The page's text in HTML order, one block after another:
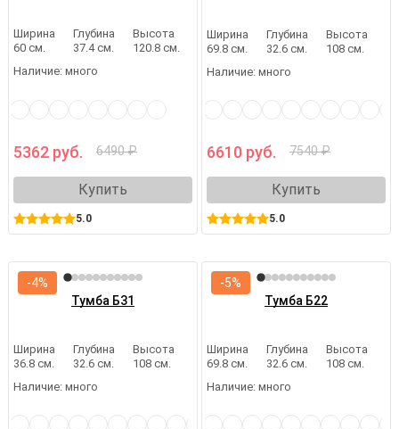
Ширина
60 см.
Глубина
37.4 см.
Высота
120.8 см.
Наличие: много
5362 руб. 6490 ₽
Купить
5.0
Ширина
69.8 см.
Глубина
32.6 см.
Высота
108 см.
Наличие: много
6610 руб. 7540 ₽
Купить
5.0
Тумба Б31
Ширина
36.8 см.
Глубина
32.6 см.
Высота
108 см.
Наличие: много
-4%
Тумба Б22
Ширина
69.8 см.
Глубина
32.6 см.
Высота
108 см.
Наличие: много
-5%